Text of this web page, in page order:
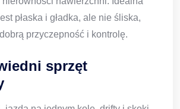
płaska i gładka, ale nie śliska,
przyczepność i kontrolę.
sprzęt